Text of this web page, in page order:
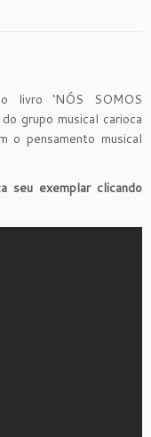
livro ‘NÓS SOMOS
grupo musical carioca
o pensamento musical
seu exemplar clicando